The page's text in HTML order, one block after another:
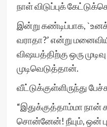
நாள் விடுப்புக்
இன்று கண்டிப்பாக,
வராதா?’ என்று
விஷயத்திற்கு ஒரு
முடிவெடுத்தான்.
வீட்டுக்குள்ளிருந்து
“இதுக்குத்தாம்மா
சொன்னேன்! நீயும், ஒன்